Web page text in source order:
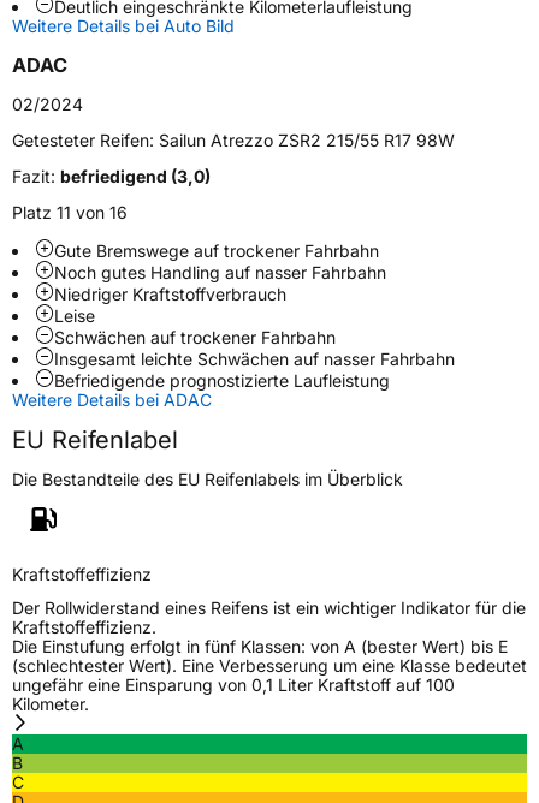
Weitere Eigenschaften
Schlauchtyp
Zustand
VerstärktXL
EU Label
EffizienzC
NasshaftungA
Rollgeräusch (dB)
3PMSF / Schneeflockensymbol / Alpine-Symbol Nein
EPREL ID1820471
Allgemeine Produktsicherheit (GPSR)
HerstellerkontaktSailun Europe GmbH, Grosser Hasenpfad 30
60598 Frankfurt Deutschland, www.sailun-
Deutlich eingeschränkte Kilometerlaufleistung
Weitere Details bei Auto Bild
ADAC
02/2024
Getesteter Reifen: Sailun Atrezzo ZSR2 215/55 R17 98W
Fazit: befriedigend (3,0)
Platz 11 von 16
Gute Bremswege auf trockener Fahrbahn
Noch gutes Handling auf nasser Fahrbahn
Niedriger Kraftstoffverbrauch
Leise
Schwächen auf trockener Fahrbahn
Insgesamt leichte Schwächen auf nasser Fahrbahn
Befriedigende prognostizierte Laufleistung
Weitere Details bei ADAC
EU Reifenlabel
Die Bestandteile des EU Reifenlabels im Überblick
Kraftstoffeffizienz
Der Rollwiderstand eines Reifens ist ein wichtiger Indikator für die
Kraftstoffeffizienz.
Die Einstufung erfolgt in fünf Klassen: von A (bester Wert) bis E
(schlechtester Wert). Eine Verbesserung um eine Klasse bedeutet
ungefähr eine Einsparung von 0,1 Liter Kraftstoff auf 100
Kilometer.
A
B
C